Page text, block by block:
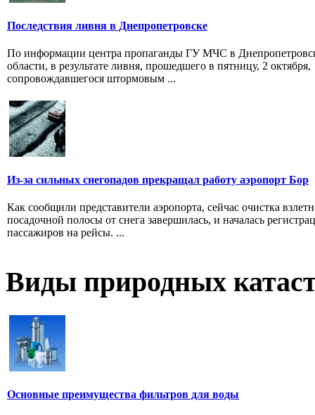
Последствия ливня в Днепропетровске
По информации центра пропаганды ГУ МЧС в
области, в результате ливня, прошедшего в пятницу, 2 октября,
сопровождавшегося штормовым ...
Из-за сильных снегопадов прекращал работу аэропорт Бор
Как сообщили представители аэропорта, сейчас очистка
посадочной полосы от снега завершилась, и началась
пассажиров на рейсы. ...
Виды природных
Основные преимущества фильтров для воды